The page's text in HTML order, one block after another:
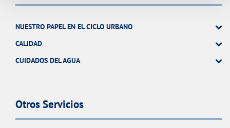
NUESTRO PAPEL EN EL CICLO URBANO
CALIDAD
CUIDADOS DEL AGUA
Otros Servicios